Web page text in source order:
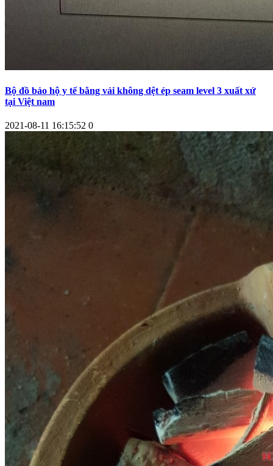
Bộ đồ bảo hộ y tế bằng vải không dệt ép seam level 3 xuất xứ
tại Việt nam
2021-08-11 16:15:52 0